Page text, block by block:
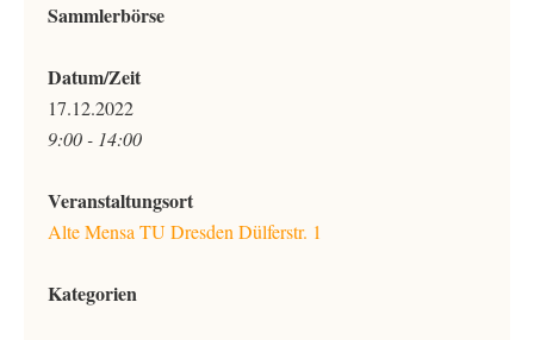
Sammlerbörse
Datum/Zeit
17.12.2022
9:00 - 14:00
Veranstaltungsort
Alte Mensa TU Dresden Dülferstr. 1
Kategorien